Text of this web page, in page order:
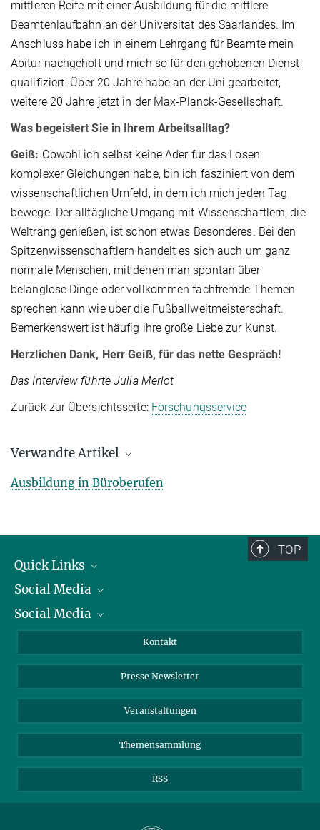
mittleren Reife mit einer Ausbildung für die mittlere
Beamtenlaufbahn an der Universität des Saarlandes. Im
Anschluss habe ich in einem Lehrgang für Beamte mein
Abitur nachgeholt und mich so für den gehobenen Dienst
qualifiziert. Über 20 Jahre habe an der Uni gearbeitet,
weitere 20 Jahre jetzt in der Max-Planck-Gesellschaft.
Was begeistert Sie in Ihrem Arbeitsalltag?
Geiß: Obwohl ich selbst keine Ader für das Lösen
komplexer Gleichungen habe, bin ich fasziniert von dem
wissenschaftlichen Umfeld, in dem ich mich jeden Tag
bewege. Der alltägliche Umgang mit Wissenschaftlern, die
Weltrang genießen, ist schon etwas Besonderes. Bei den
Spitzenwissenschaftlern handelt es sich auch um ganz
normale Menschen, mit denen man spontan über
belanglose Dinge oder vollkommen fachfremde Themen
sprechen kann wie über die Fußballweltmeisterschaft.
Bemerkenswert ist häufig ihre große Liebe zur Kunst.
Herzlichen Dank, Herr Geiß, für das nette Gespräch!
Das Interview führte Julia Merlot
Zurück zur Übersichtsseite: Forschungsservice
Verwandte Artikel
MPI für Softwaresysteme, Standort Saarbrücken
Ausbildung in Büroberufen
TOP
Quick Links
Präsident
Zahlen und Fakten
Social Media
Bluesky
TikTok
Social Media
Instagram
YouTube
Kontakt
Presse Newsletter
Veranstaltungen
Themensammlung
RSS